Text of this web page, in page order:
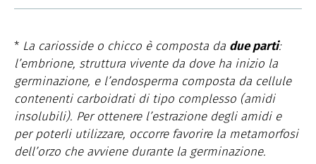
* La cariosside o chicco è composta da due parti:
l’embrione, struttura vivente da dove ha inizio la
germinazione, e l’endosperma composta da cellule
contenenti carboidrati di tipo complesso (amidi
insolubili). Per ottenere l’estrazione degli amidi e
per poterli utilizzare, occorre favorire la metamorfosi
dell’orzo che avviene durante la germinazione.